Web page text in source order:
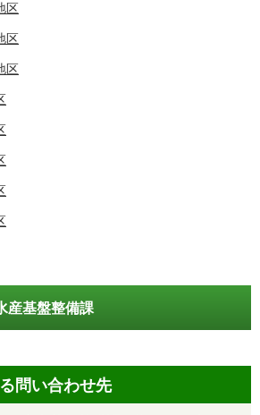
区
区
区
産基盤整備課
問い合わせ先